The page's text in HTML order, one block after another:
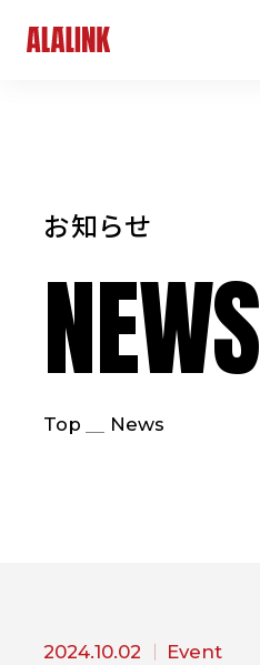
お知らせ
NEWS
Top News
2024.10.02 Event